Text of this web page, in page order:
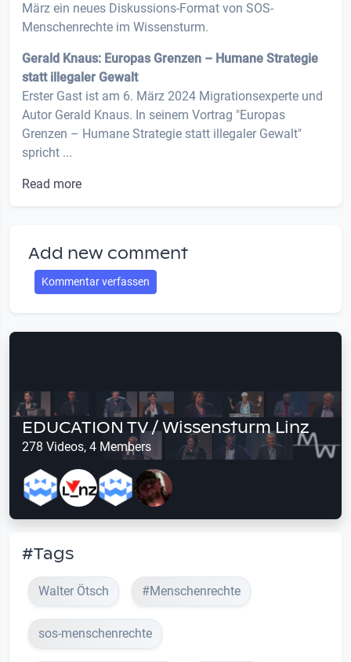
März ein neues Diskussions-Format von SOS-
Menschenrechte im Wissensturm.
Gerald Knaus: Europas Grenzen – Humane Strategie
statt illegaler Gewalt
Erster Gast ist am 6. März 2024 Migrationsexperte und
Autor Gerald Knaus. In seinem Vortrag "Europas
Grenzen – Humane Strategie statt illegaler Gewalt"
spricht ...
Read more
Add new comment
Kommentar verfassen
EDUCATION TV / Wissensturm Linz
278 Videos, 4 Members
#Tags
Walter Ötsch #Menschenrechte
sos-menschenrechte